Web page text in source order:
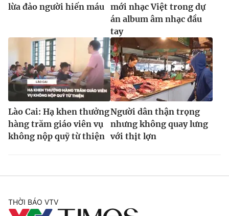
lừa đảo người hiến máu
mới nhạc Việt trong dự
án album âm nhạc đầu
tay
Lào Cai: Hạ khen thưởng
hàng trăm giáo viên vụ
không nộp quỹ từ thiện
Người dân thận trọng
nhưng không quay lưng
với thịt lợn
THỜI BÁO VTV